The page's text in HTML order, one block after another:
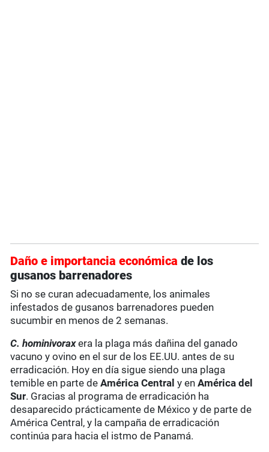
Daño e importancia económica de los
gusanos barrenadores
Si no se curan adecuadamente, los animales
infestados de gusanos barrenadores pueden
sucumbir en menos de 2 semanas.
C. hominivoraxera la plaga más dañina del ganado
vacuno y ovino en el sur de los EE.UU. antes de su
erradicación. Hoy en día sigue siendo una plaga
temible en parte deAmérica Centraly en América del
Sur. Gracias al programa de erradicación ha
desaparecido prácticamente de México y de parte de
América Central, y la campaña de erradicación
continúa para hacia el istmo de Panamá.